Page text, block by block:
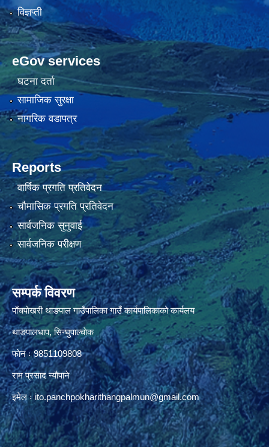
विज्ञप्ती
eGov services
घटना दर्ता
सामाजिक सुरक्षा
नागरिक वडापत्र
Reports
वार्षिक प्रगति प्रतिवेदन
चौमासिक प्रगति प्रतिवेदन
सार्वजनिक सुनुवाई
सार्वजनिक परीक्षण
सम्पर्क विवरण
पाँचपाेखरी थाङपाल गाउँपालिका गाउँ कार्यपालिकाको कार्यलय
थाङपालधाप, सिन्घुपाल्चाेक
फाेन ः 9851109808
राम प्रसाद न्याैपाने
इमेल ःito.panchpokharithangpalmun@gmail.com